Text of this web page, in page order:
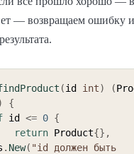
— возвращаем ошибку
(id int) (
{
id <= 0 {
return Product{} ,
. New( "id должен быть